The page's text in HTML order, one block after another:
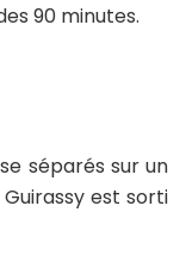
90 minutes.
séparés sur un
est sorti